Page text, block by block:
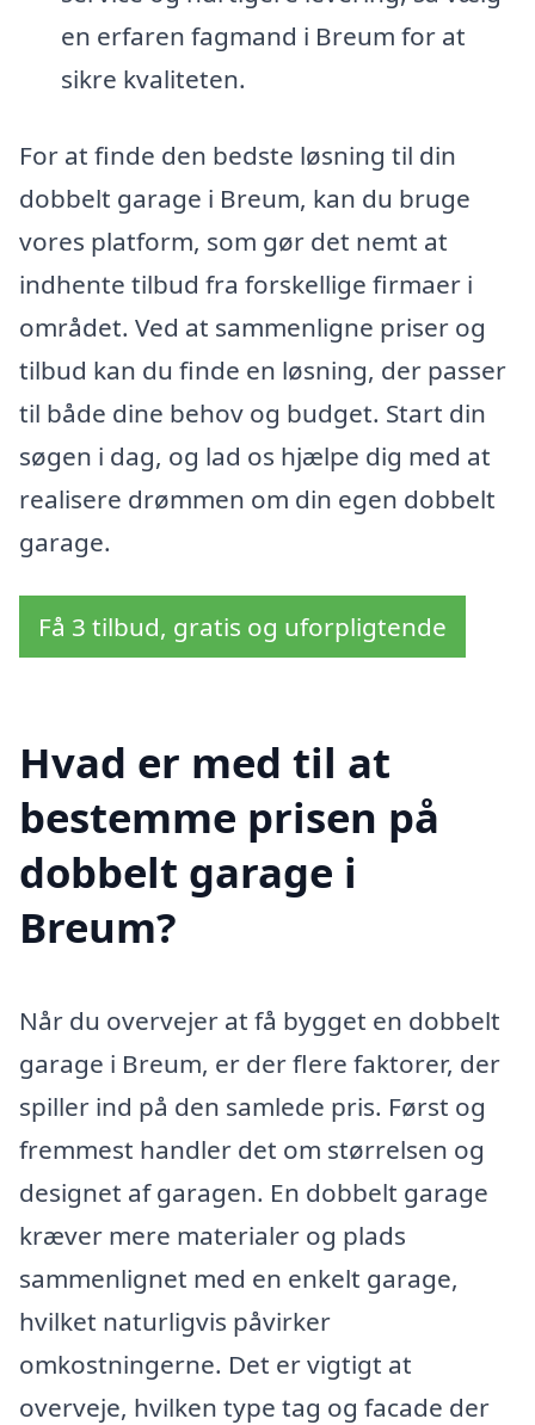
en erfaren fagmand i Breum for at
sikre kvaliteten.
For at finde den bedste løsning til din
dobbelt garage i Breum, kan du bruge
vores platform, som gør det nemt at
indhente tilbud fra forskellige firmaer i
området. Ved at sammenligne priser og
tilbud kan du finde en løsning, der passer
til både dine behov og budget. Start din
søgen i dag, og lad os hjælpe dig med at
realisere drømmen om din egen dobbelt
garage.
Få 3 tilbud, gratis og uforpligtende
Hvad er med til at
bestemme prisen på
dobbelt garage i
Breum?
Når du overvejer at få bygget en dobbelt
garage i Breum, er der flere faktorer, der
spiller ind på den samlede pris. Først og
fremmest handler det om størrelsen og
designet af garagen. En dobbelt garage
kræver mere materialer og plads
sammenlignet med en enkelt garage,
hvilket naturligvis påvirker
omkostningerne. Det er vigtigt at
overveje, hvilken type tag og facade der